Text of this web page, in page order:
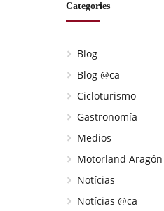
Categories
Blog
Blog @ca
Cicloturismo
Gastronomía
Medios
Motorland Aragón
Notícias
Notícias @ca